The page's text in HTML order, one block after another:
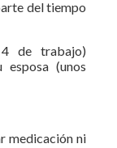
del tiempo
de trabajo)
(unos
medicación ni